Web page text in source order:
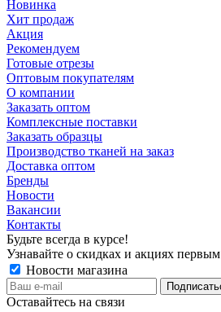
Новинка
Хит продаж
Акция
Рекомендуем
Готовые отрезы
Оптовым покупателям
О компании
Заказать оптом
Комплексные поставки
Заказать образцы
Производство тканей на заказ
Доставка оптом
Бренды
Новости
Вакансии
Контакты
Будьте всегда в курсе!
Узнавайте о скидках и акциях первым
Новости магазина
Оставайтесь на связи